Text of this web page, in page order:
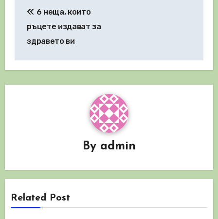
6 неща, които
ръцете издават за
здравето ви
By admin
Related Post